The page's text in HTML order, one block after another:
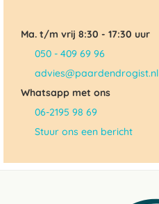
Ma. t/m vrij 8:30 - 17:30 uur
050 - 409 69 96
advies@paardendrogist.nl
Whatsapp met ons
06-2195 98 69
Stuur ons een bericht